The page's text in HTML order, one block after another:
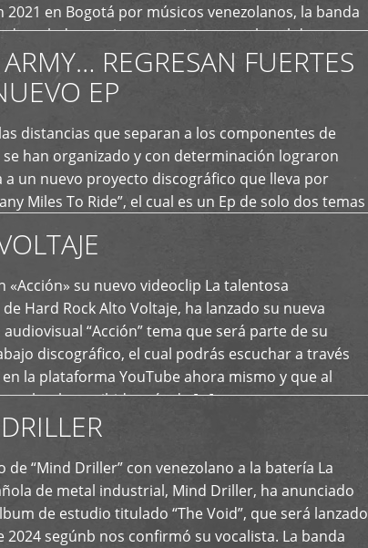
2021 en Bogotá por músicos venezolanos, la banda
demoledores, ritmos vertiginosos y breakdowns
creando […]REGRESAN FUERTES
EP
distancias que separan a los componentes de
se han organizado y con determinación lograron
a un nuevo proyecto discográfico que lleva por
Miles To Ride”, el cual es un Ep de solo dos temas
[…]
«Acción» su nuevo videoclip La talentosa
Hard Rock Alto Voltaje, ha lanzado su nueva
“Acción” tema que será parte de su
discográfico, el cual podrás escuchar a través
la plataforma YouTube ahora mismo y que al
ya ha recibido más de […]
de “Mind Driller” con venezolano a la batería La
de metal industrial, Mind Driller, ha anunciado
de estudio titulado “The Void”, que será lanzado
2024 segúnb nos confirmó su vocalista. La banda